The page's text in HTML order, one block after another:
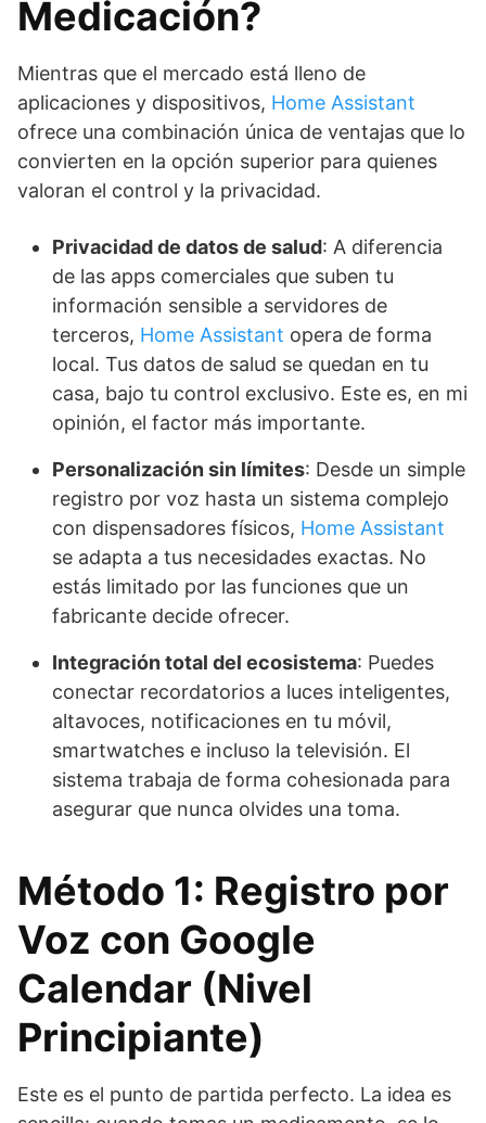
Medicación?
Mientras que el mercado está lleno de
aplicaciones y dispositivos, Home Assistant
ofrece una combinación única de ventajas que lo
convierten en la opción superior para quienes
valoran el control y la privacidad.
Privacidad de datos de salud: A diferencia
de las apps comerciales que suben tu
información sensible a servidores de
terceros, Home Assistant opera de forma
local. Tus datos de salud se quedan en tu
casa, bajo tu control exclusivo. Este es, en mi
opinión, el factor más importante.
Personalización sin límites: Desde un simple
registro por voz hasta un sistema complejo
con dispensadores físicos, Home Assistant
se adapta a tus necesidades exactas. No
estás limitado por las funciones que un
fabricante decide ofrecer.
Integración total del ecosistema: Puedes
conectar recordatorios a luces inteligentes,
altavoces, notificaciones en tu móvil,
smartwatches e incluso la televisión. El
sistema trabaja de forma cohesionada para
asegurar que nunca olvides una toma.
Método 1: Registro por
Voz con Google
Calendar (Nivel
Principiante)
Este es el punto de partida perfecto. La idea es